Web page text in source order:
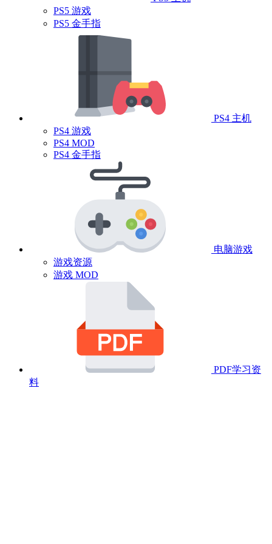
PS5 游戏
PS5 金手指
PS4 主机
PS4 游戏
PS4 MOD
PS4 金手指
电脑游戏
游戏资源
游戏 MOD
PDF学习资
料